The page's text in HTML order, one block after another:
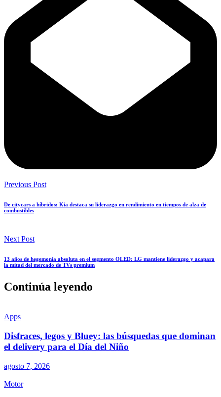
Previous Post
De citycars a híbridos: Kia destaca su liderazgo en rendimiento en tiempos de alza de
combustibles
Next Post
13 años de hegemonía absoluta en el segmento OLED: LG mantiene liderazgo y acapara
la mitad del mercado de TVs premium
Continúa leyendo
Apps
Disfraces, legos y Bluey: las búsquedas que dominan
el delivery para el Día del Niño
agosto 7, 2026
Motor